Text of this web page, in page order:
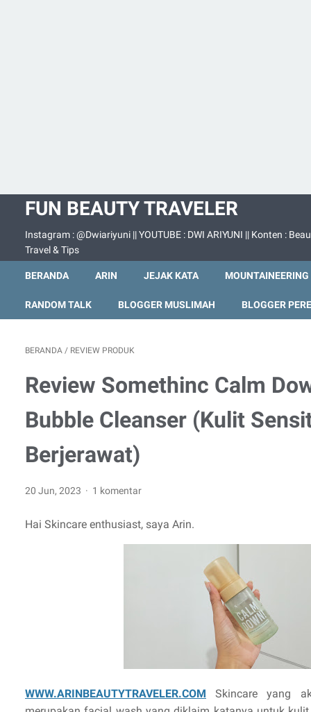
FUN BEAUTY TRAVELER
Instagram : @Dwiariyuni || YOUTUBE : DWI ARIYUNI || Konten :
Travel & Tips
BERANDA ARIN JEJAK KATA MOUNTAINEERING
RANDOM TALK BLOGGER MUSLIMAH BLOGGER
BERANDA / REVIEW PRODUK
Review Somethinc Calm
Bubble Cleanser (Kulit
Berjerawat)
20 Jun, 2023 1 komentar
Hai Skincare enthusiast, saya Arin.
WWW.ARINBEAUTYTRAVELER.COM Skincare yang